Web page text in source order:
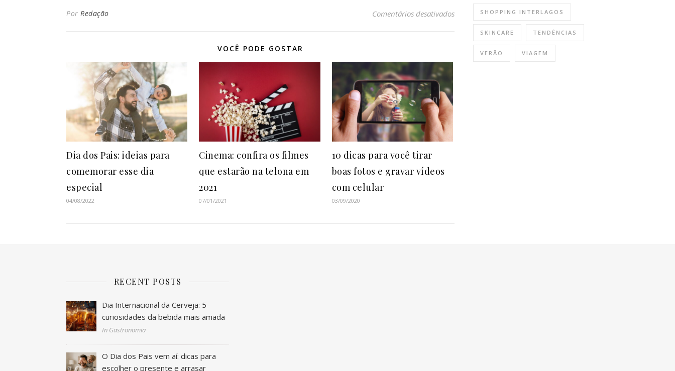
Por Redação Comentários desativadosem Ainda dá tempo: últimos dias para se divertir no “LEGO
VOCÊ PODE GOSTAR
Dia dos Pais: ideias para
comemorar esse dia
especial
04/08/2022
Cinema: confira os filmes
que estarão na telona em
2021
07/01/2021
10 dicas para você tirar
boas fotos e gravar vídeos
com celular
03/09/2020
SHOPPING INTERLAGOS
SKINCARE TENDÊNCIAS
VERÃO VIAGEM
RECENT POSTS
Dia Internacional da Cerveja: 5
curiosidades da bebida mais amada
In Gastronomia
O Dia dos Pais vem aí: dicas para
escolher o presente e arrasar